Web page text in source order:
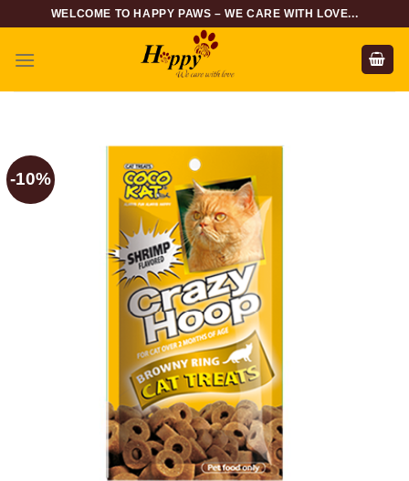
content
WELCOME TO HAPPY PAWS – WE CARE WITH LOVE...
-10%